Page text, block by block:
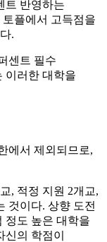
트 반영하는
플에서 고득점을
.
센트 필수
이러한 대학을
에서 제외되므로,
, 적정 지원 2개교,
것이다. 상향 도전
정도 높은 대학을
의 학점이